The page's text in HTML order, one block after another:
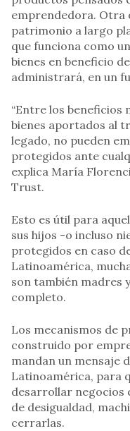
emprendedora. Otra
patrimonio a largo
que funciona como
bienes en beneficio
administrará, en un
“Entre los beneficios
bienes aportados al
legado, no pueden
protegidos ante
explica María
Trust.
Esto es útil para
sus hijos -o incluso
protegidos en caso
Latinoamérica,
son también madres
completo.
Los mecanismos de
construido por
mandan un mensaje
Latinoamérica, para
desarrollar negocios
de desigualdad,
cerrarlas.